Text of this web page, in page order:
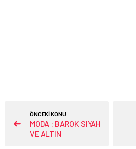
ÖNCEKİ KONU
MODA : BAROK SIYAH
VE ALTIN